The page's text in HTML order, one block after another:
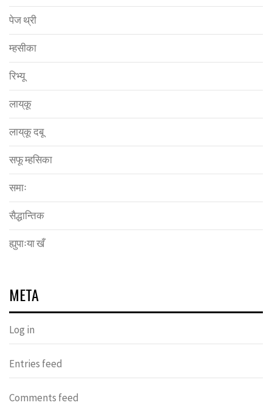
पेज थ्री
म्हसीका
रिभ्यू
लाय्‌कू
लाय्‌कू दबू
सफू म्हसिका
समाः
सैद्धान्तिक
ह्युपाःया खँ
META
Log in
Entries feed
Comments feed